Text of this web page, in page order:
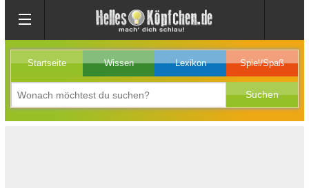
Startseite Wissen Lexikon Spiel/Spaß